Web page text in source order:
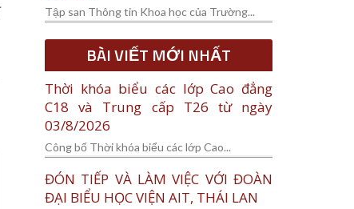
Tập san Thông tin Khoa học của Trường...
BÀI VIẾT MỚI NHẤT
Thời khóa biểu các lớp Cao đẳng
C18 và Trung cấp T26 từ ngày
03/8/2026
Công bố Thời khóa biểu các lớp Cao...
ĐÓN TIẾP VÀ LÀM VIỆC VỚI ĐOÀN
ĐẠI BIỂU HỌC VIỆN AIT, THÁI LAN